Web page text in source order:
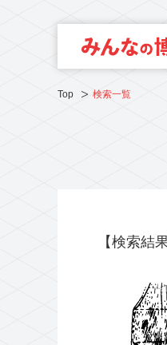
Top 検索一覧
【検索結